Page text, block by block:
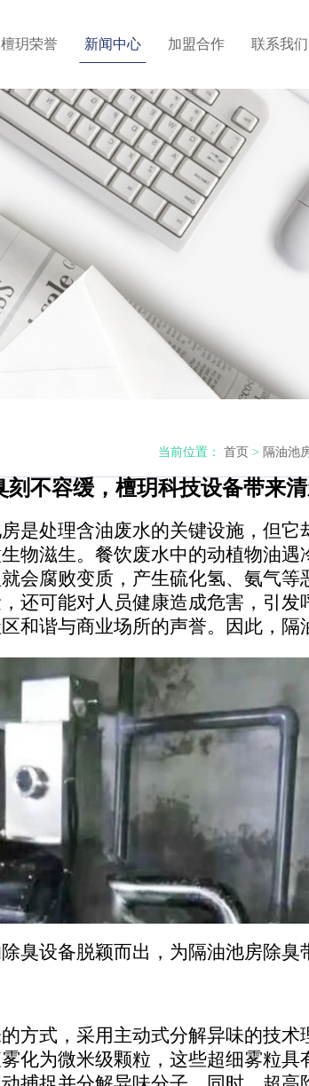
檀玥荣誉 新闻中心 加盟合作 联系我们
当前位置： 首页 > 隔油池
刻不容缓，檀玥科技设备带来
是处理含油废水的关键设施，但它
物滋生。餐饮废水中的动植物油遇
会腐败变质，产生硫化氢、氨气
还可能对人员健康造成危害，引
和谐与商业场所的声誉。因此，隔
臭设备脱颖而出，为隔油池房除臭
方式，采用主动式分解异味的技
化为微米级颗粒，这些超细雾粒